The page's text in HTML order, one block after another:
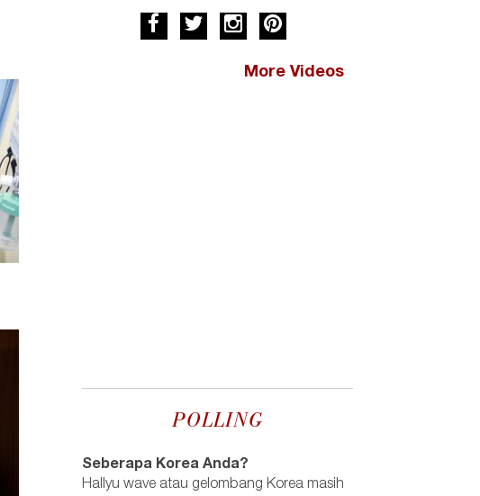
More Videos
POLLING
Seberapa Korea Anda?
Hallyu wave atau gelombang Korea masih